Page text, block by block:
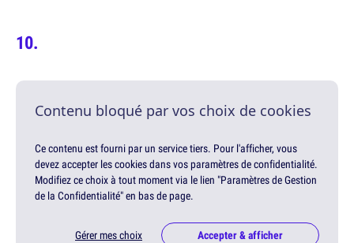
Contenu bloqué par vos choix de cookies
Ce contenu est fourni par un service tiers. Pour l'afficher, vous
devez accepter les cookies dans vos paramètres de confidentialité.
Modifiez ce choix à tout moment via le lien "Paramètres de Gestion
de la Confidentialité" en bas de page.
Gérer mes choix Accepter & afficher